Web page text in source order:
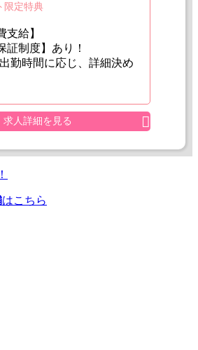
限定特典
支給】
証制度】あり！
勤時間に応じ、詳細決め
求人詳細を見る
はこちら